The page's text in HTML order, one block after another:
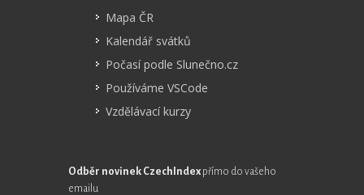
Mapa ČR
Kalendář svátků
Počasí podle Slunečno.cz
Používáme VSCode
Vzdělávací kurzy
Odběr novinek CzechIndex přímo do vašeho
emailu